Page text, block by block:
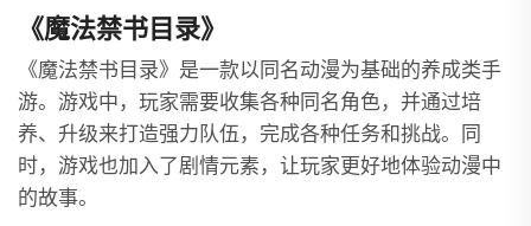
《魔法禁书目录》
《魔法禁书目录》是一款以同名动漫为基础的养成类手
游。游戏中，玩家需要收集各种同名角色，并通过培
养、升级来打造强力队伍，完成各种任务和挑战。同
时，游戏也加入了剧情元素，让玩家更好地体验动漫中
的故事。